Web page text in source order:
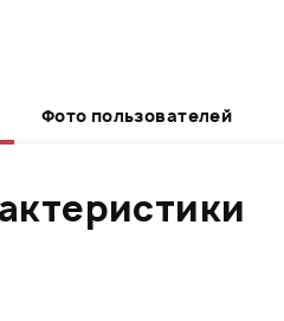
Фото пользователей